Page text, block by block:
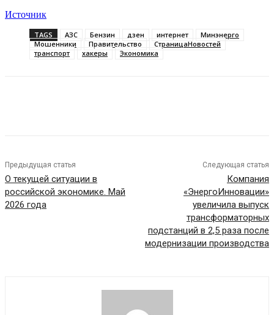
Источник
TAGS АЗС Бензин дзен интернет
Минэнерго
Мошенники
Правительство
СтраницаНовостей
транспорт
хакеры Экономика
Предыдущая статья
О текущей ситуации в
российской экономике. Май
2026 года
Следующая статья
Компания
«ЭнергоИнновации»
увеличила выпуск
трансформаторных
подстанций в 2,5 раза после
модернизации производства